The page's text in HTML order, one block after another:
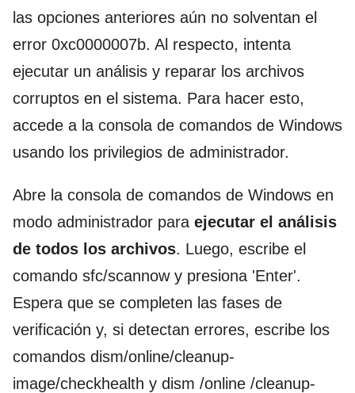
las opciones anteriores aún no solventan el
error 0xc0000007b. Al respecto, intenta
ejecutar un análisis y reparar los archivos
corruptos en el sistema. Para hacer esto,
accede a la consola de comandos de Windows
usando los privilegios de administrador.
Abre la consola de comandos de Windows en
modo administrador para ejecutar el análisis
de todos los archivos. Luego, escribe el
comando sfc/scannow y presiona 'Enter'.
Espera que se completen las fases de
verificación y, si detectan errores, escribe los
comandos dism/online/cleanup-
image/checkhealth y dism /online /cleanup-